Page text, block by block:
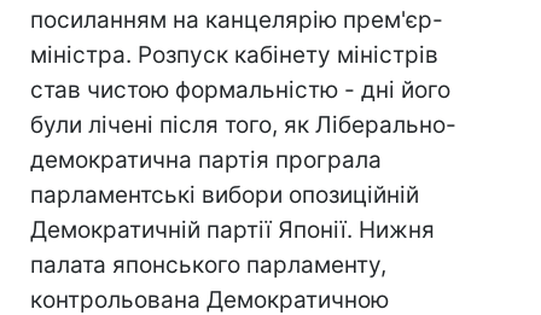
посиланням на канцелярію прем'єр-
міністра. Розпуск кабінету міністрів
став чистою формальністю - дні його
були лічені після того, як Ліберально-
демократична партія програла
парламентські вибори опозиційній
Демократичній партії Японії. Нижня
палата японського парламенту,
контрольована Демократичною